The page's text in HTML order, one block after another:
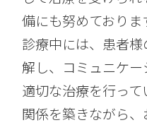
備にも努めておりま
診療中には、患者
解し、コミュニケ
適切な治療を行っ
関係を築きながら